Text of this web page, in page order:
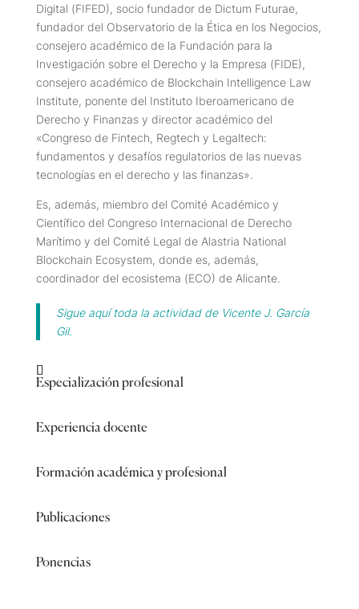
Digital (FIFED), socio fundador de Dictum Futurae,
fundador del Observatorio de la Ética en los Negocios,
consejero académico de la Fundación para la
Investigación sobre el Derecho y la Empresa (FIDE),
consejero académico de Blockchain Intelligence Law
Institute, ponente del Instituto Iberoamericano de
Derecho y Finanzas y director académico del
«Congreso de Fintech, Regtech y Legaltech:
fundamentos y desafíos regulatorios de las nuevas
tecnologías en el derecho y las finanzas».
Es, además, miembro del Comité Académico y
Científico del Congreso Internacional de Derecho
Marítimo y del Comité Legal de Alastria National
Blockchain Ecosystem, donde es, además,
coordinador del ecosistema (ECO) de Alicante.
Sigue aquí toda la actividad de Vicente J. García
Gil.
Especialización profesional
Experiencia docente
Formación académica y profesional
Publicaciones
Ponencias